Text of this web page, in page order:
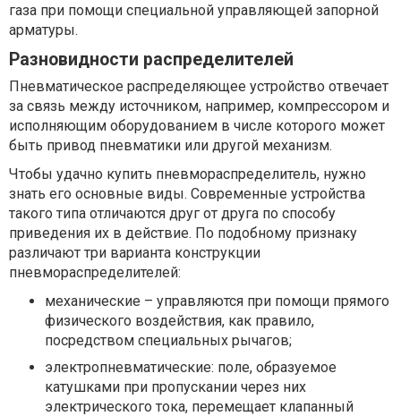
газа при помощи специальной управляющей запорной
арматуры.
Разновидности распределителей
Пневматическое распределяющее устройство отвечает
за связь между источником, например, компрессором и
исполняющим оборудованием в числе которого может
быть привод пневматики или другой механизм.
Чтобы удачно купить пневмораспределитель, нужно
знать его основные виды. Современные устройства
такого типа отличаются друг от друга по способу
приведения их в действие. По подобному признаку
различают три варианта конструкции
пневмораспределителей:
механические – управляются при помощи прямого
физического воздействия, как правило,
посредством специальных рычагов;
электропневматические: поле, образуемое
катушками при пропускании через них
электрического тока, перемещает клапанный